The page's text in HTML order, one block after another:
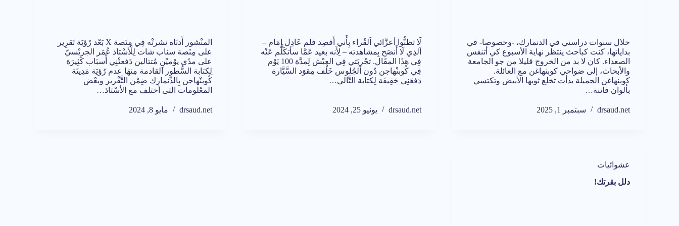
خلال سنوات دراستي في الدنمارك، -وخصوصا- في
بداياتها، كنت كباحث ينتظر نهاية الأسبوع كي أتنفس
الصعداء. كان لا بد من الخروج قليلا من جو الجامعة
والأبحاث، إلى ضواحي كوبنهاغن مع العائلة.
كوبنهاغن الجميلة بدأت تخلع ثوبها الأبيض وتكتسي
بألوان فاتنة…
drsaud.net سبتمبر 1, 2025
لََا تظنُّوا أعزَّائي اَلقُراء بِأَني أَقصِد فلم عَادِل إِمَام –
اَلذِي لََا أَنصَح بِمشاهدته – لِأَنه بعيد عَمَّا سأتكَلَّم عَنْه
فِي هذَا المقَال. تجْربَتي فِي العيْش لِمدَّة 100 يَوْم
فِي كُوبنْهاجن دُون اَلجُلوس خَلْف مِقوَد السَّيَّارة
دَفعَنِي حَقِيقَة لِكتابة التَّالي…
drsaud.net يونيو 25, 2024
المنْشور أَدنَاه نشرتْه فِي مِنَصة X بَعْد رُؤيَة تَقرِير
على مِنَصة سناب شات لِلْأسْتاذ عُمَر الجريْسيّ
على مدًى يوْميْنِ مُتتالين دَفعتْنِي أَسبَاب كَثِيرَة
لِكتابة السُّطور القادمة مِنهَا عدم رُؤيَة مَدِينَة
كُوبنْهاجن بِالدِّنمارك ضِمْن التَّقْرير وبعْض
المعْلومات التى أختلف مع الأسْتاذ…
drsaud.net مايو 8, 2024
عشوائيات
دلل بقرتك!